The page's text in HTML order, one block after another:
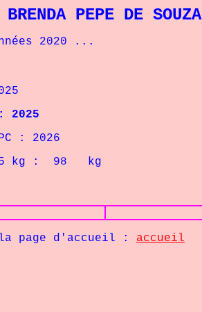
BRENDA PEPE DE SOUZA
2020 ...
2025
: 2026
kg : 98 kg
d'accueil : accueil